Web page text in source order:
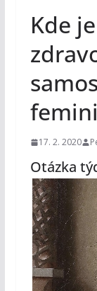
Kde
17. 2. 2020
Otázka